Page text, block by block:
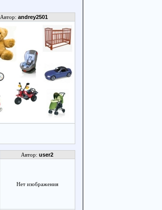
Автор: andrey2501
Автор: user2
Нет изображения